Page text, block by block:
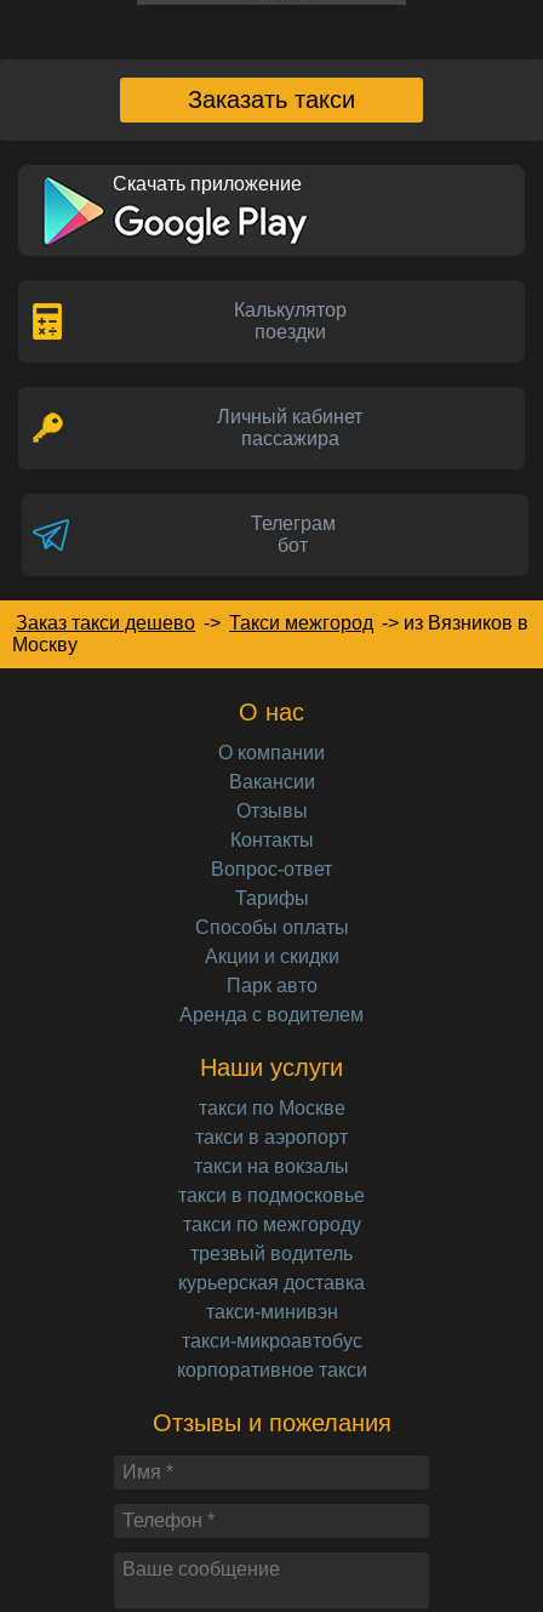
Заказать такси
Скачать приложение
Калькулятор
поездки
Личный кабинет
пассажира
Телеграм
бот
Заказ такси дешево -> Такси межгород -> из Вязников в
Москву
О нас
О компании
Вакансии
Отзывы
Контакты
Вопрос-ответ
Тарифы
Способы оплаты
Акции и скидки
Парк авто
Аренда с водителем
Наши услуги
такси по Москве
такси в аэропорт
такси на вокзалы
такси в подмосковье
такси по межгороду
трезвый водитель
курьерская доставка
такси-минивэн
такси-микроавтобус
корпоративное такси
Отзывы и пожелания